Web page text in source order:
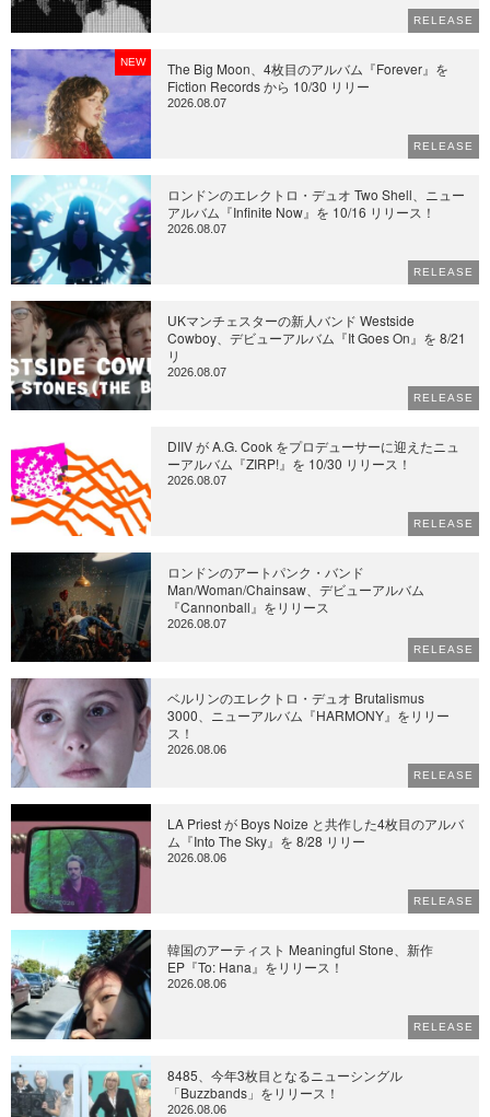
RELEASE
NEW
The Big Moon、4枚目のアルバム『Forever』を
Fiction Records から 10/30 リリー
2026.08.07
RELEASE
ロンドンのエレクトロ・デュオ Two Shell、ニュー
アルバム『Infinite Now』を 10/16 リリース！
2026.08.07
RELEASE
UKマンチェスターの新人バンド Westside
Cowboy、デビューアルバム『It Goes On』を 8/21
リ
2026.08.07
RELEASE
DIIV が A.G. Cook をプロデューサーに迎えたニュ
ーアルバム『ZIRP!』を 10/30 リリース！
2026.08.07
RELEASE
ロンドンのアートパンク・バンド
Man/Woman/Chainsaw、デビューアルバム
『Cannonball』をリリース
2026.08.07
RELEASE
ベルリンのエレクトロ・デュオ Brutalismus
3000、ニューアルバム『HARMONY』をリリー
ス！
2026.08.06
RELEASE
LA Priest が Boys Noize と共作した4枚目のアルバ
ム『Into The Sky』を 8/28 リリー
2026.08.06
RELEASE
韓国のアーティスト Meaningful Stone、新作
EP『To: Hana』をリリース！
2026.08.06
RELEASE
8485、今年3枚目となるニューシングル
「Buzzbands」をリリース！
2026.08.06